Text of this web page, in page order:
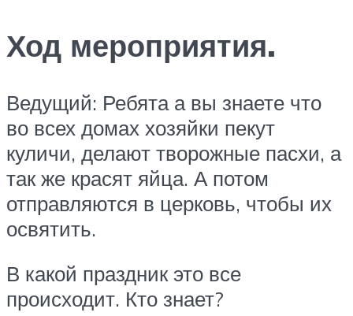
Ход мероприятия.
Ведущий: Ребята а вы знаете что
во всех домах хозяйки пекут
куличи, делают творожные пасхи, а
так же красят яйца. А потом
отправляются в церковь, чтобы их
освятить.
В какой праздник это все
происходит. Кто знает?